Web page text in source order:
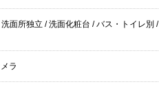
洗面所独立 /洗面化粧台 /バス・トイレ別 /
ラ